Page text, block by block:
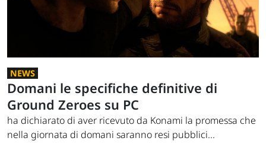
NEWS
Domani le specifiche definitive di
Ground Zeroes su PC
ha dichiarato di aver ricevuto da Konami la promessa che
nella giornata di domani saranno resi pubblici...